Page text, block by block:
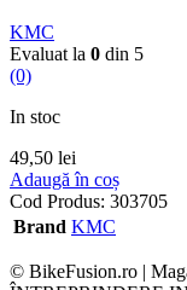
KMC
Evaluat la 0 din 5
(0)
In stoc
49,50 lei
Adaugă în coș
Cod Produs: 303705
Brand KMC
© BikeFusion.ro |